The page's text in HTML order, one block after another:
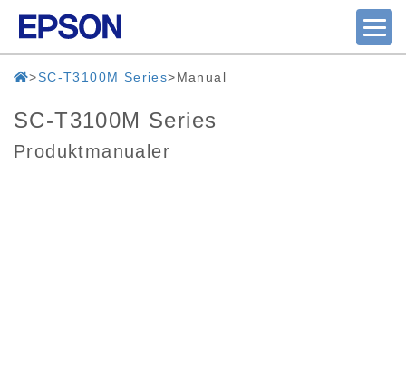
SC-T3100M Series Manual
SC-T3100M Series
Produktmanualer